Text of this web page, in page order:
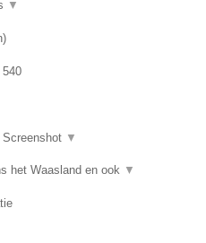
▼
)
Screenshot ▼
het Waasland en ook ▼